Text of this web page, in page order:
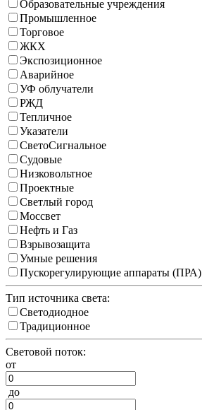
Образовательные учреждения
Промышленное
Торговое
ЖКХ
Экспозиционное
Аварийное
УФ облучатели
РЖД
Тепличное
Указатели
СветоСигнальное
Судовые
Низковольтное
Проектные
Светлый город
Моссвет
Нефть и Газ
Взрывозащита
Умные решения
Пускорегулирующие аппараты (ПРА)
Тип источника света:
Светодиодное
Традиционное
Световой поток:
от
до